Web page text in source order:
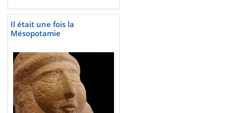
Il était une fois la
Mésopotamie